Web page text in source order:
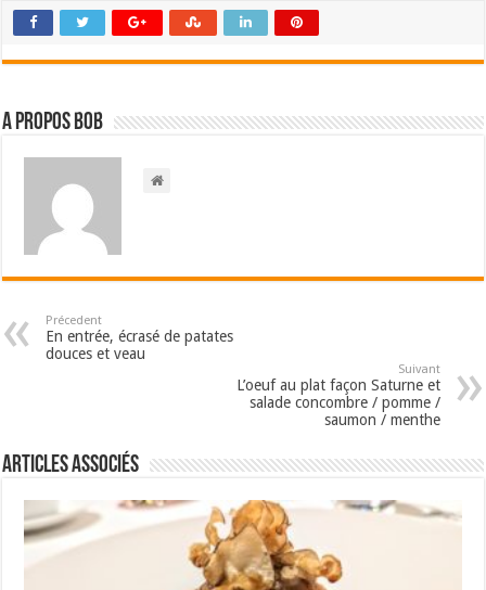
A propos bOb
Précedent
En entrée, écrasé de patates
douces et veau
Suivant
L’oeuf au plat façon Saturne et
salade concombre / pomme /
saumon / menthe
Articles associés